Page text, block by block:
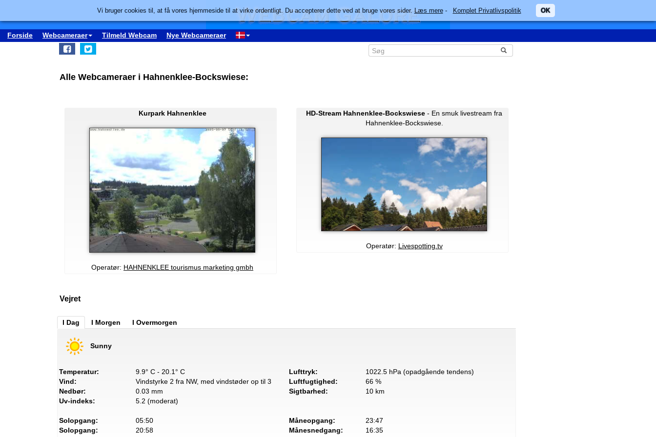
Forside Webcameraer Tilmeld Webcam Nye Webcameraer
Alle Webcameraer i Hahnenklee-Bockswiese:
Kurpark Hahnenklee
Operatør: HAHNENKLEE tourismus marketing gmbh
HD-Stream Hahnenklee-Bockswiese - En smuk livestream fra
Hahnenklee-Bockswiese.
Operatør: Livespotting.tv
Vejret
I Dag I Morgen I Overmorgen
Sunny
Temperatur:
9.9° C - 20.1° C
Vind:
Vindstyrke 2 fra NW, med vindstøder op til 3
Nedbør:
0.03 mm
Uv-indeks:
5.2 (moderat)
Lufttryk:
1022.5 hPa (opadgående tendens)
Luftfugtighed:
66 %
Sigtbarhed:
10 km
Solopgang:
05:50
Solopgang:
20:58
Måneopgang:
23:47
Månesnedgang:
16:35
Vi bruger cookies til, at få vores hjemmeside til at virke ordentligt. Du accepterer dette ved at bruge vores sider.Læs mere- Komplet Privatlivspolitik OK